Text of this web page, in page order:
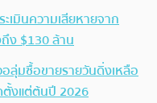
เมินความเสียหายจาก
ง $130 ล้าน
ลุ่มซื้อขายรายวันดิ่งเหลือ
งแต่ต้นปี 2026